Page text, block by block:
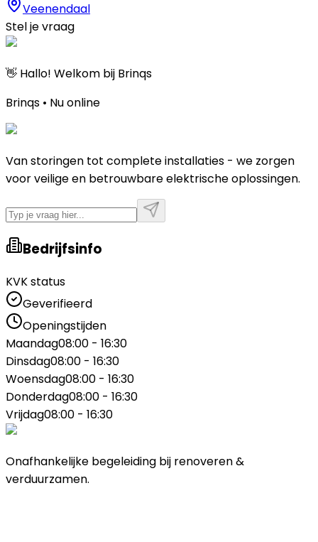
Veenendaal
Stel je vraag
👋 Hallo! Welkom bij Brinqs
Brinqs • Nu online
Van storingen tot complete installaties - we zorgen
voor veilige en betrouwbare elektrische oplossingen.
Bedrijfsinfo
KVK status
Geverifieerd
Openingstijden
Maandag08:00 - 16:30
Dinsdag08:00 - 16:30
Woensdag08:00 - 16:30
Donderdag08:00 - 16:30
Vrijdag08:00 - 16:30
Onafhankelijke begeleiding bij renoveren &
verduurzamen.